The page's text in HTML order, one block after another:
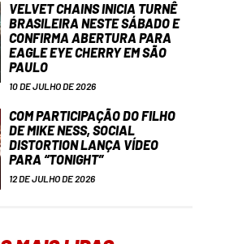
VELVET CHAINS INICIA TURNÊ
BRASILEIRA NESTE SÁBADO E
CONFIRMA ABERTURA PARA
EAGLE EYE CHERRY EM SÃO
PAULO
10 DE JULHO DE 2026
COM PARTICIPAÇÃO DO FILHO
DE MIKE NESS, SOCIAL
DISTORTION LANÇA VÍDEO
PARA “TONIGHT”
12 DE JULHO DE 2026